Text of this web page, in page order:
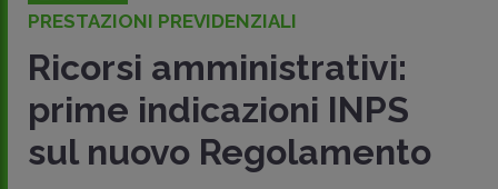
PRESTAZIONI PREVIDENZIALI
Ricorsi amministrativi:
prime indicazioni INPS
sul nuovo Regolamento